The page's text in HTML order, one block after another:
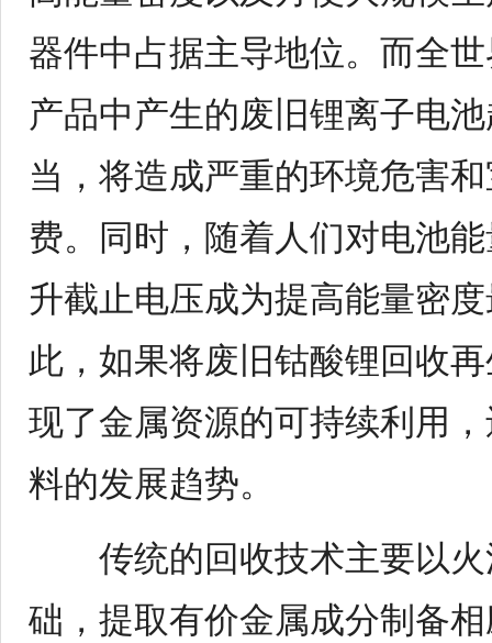
器件中占据主导地位。而全
产品中产生的废旧锂离子电
当，将造成严重的环境危害
费。同时，随着人们对电池
升截止电压成为提高能量密
此，如果将废旧钴酸锂 回收
现了金属资源的可持续利用
料的发展趋势。
传统的回收技术主要以火
础，提取有价金属成分制备